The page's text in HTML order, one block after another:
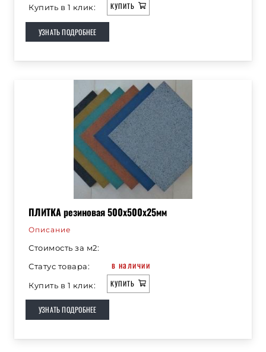
Купить в 1 клик: КУПИТЬ
УЗНАТЬ ПОДРОБНЕЕ
ПЛИТКА резиновая 500х500х25мм
Описание
Стоимость за м2:
Статус товара:
в наличии
Купить в 1 клик: КУПИТЬ
УЗНАТЬ ПОДРОБНЕЕ